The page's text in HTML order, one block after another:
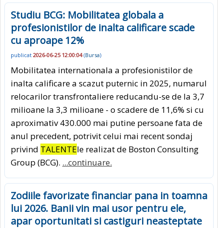
Studiu BCG: Mobilitatea globala a
profesionistilor de inalta calificare scade
cu aproape 12%
publicat 2026-06-25 12:00:04(Bursa)
Mobilitatea internationala a profesionistilor de
inalta calificare a scazut puternic in 2025, numarul
relocarilor transfrontaliere reducandu-se de la 3,7
milioane la 3,3 milioane - o scadere de 11,6% si cu
aproximativ 430.000 mai putine persoane fata de
anul precedent, potrivit celui mai recent sondaj
privind TALENTEle realizat de Boston Consulting
Group (BCG). ...continuare.
Zodiile favorizate financiar pana in toamna
lui 2026. Banii vin mai usor pentru ele,
apar oportunitati si castiguri neasteptate